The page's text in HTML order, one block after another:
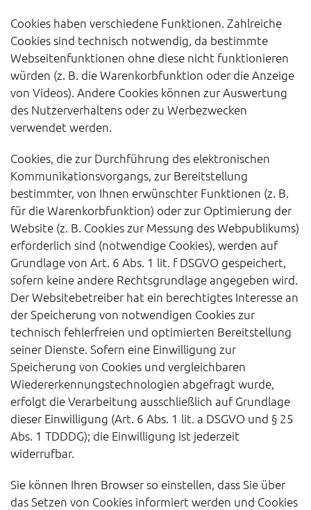
Cookies haben verschiedene Funktionen. Zahlreiche
Cookies sind technisch notwendig, da bestimmte
Webseitenfunktionen ohne diese nicht funktionieren
würden (z. B. die Warenkorbfunktion oder die Anzeige
von Videos). Andere Cookies können zur Auswertung
des Nutzerverhaltens oder zu Werbezwecken
verwendet werden.
Cookies, die zur Durchführung des elektronischen
Kommunikationsvorgangs, zur Bereitstellung
bestimmter, von Ihnen erwünschter Funktionen (z. B.
für die Warenkorbfunktion) oder zur Optimierung der
Website (z. B. Cookies zur Messung des Webpublikums)
erforderlich sind (notwendige Cookies), werden auf
Grundlage von Art. 6 Abs. 1 lit. f DSGVO gespeichert,
sofern keine andere Rechtsgrundlage angegeben wird.
Der Websitebetreiber hat ein berechtigtes Interesse an
der Speicherung von notwendigen Cookies zur
technisch fehlerfreien und optimierten Bereitstellung
seiner Dienste. Sofern eine Einwilligung zur
Speicherung von Cookies und vergleichbaren
Wiedererkennungstechnologien abgefragt wurde,
erfolgt die Verarbeitung ausschließlich auf Grundlage
dieser Einwilligung (Art. 6 Abs. 1 lit. a DSGVO und § 25
Abs. 1 TDDDG); die Einwilligung ist jederzeit
widerrufbar.
Sie können Ihren Browser so einstellen, dass Sie über
das Setzen von Cookies informiert werden und Cookies